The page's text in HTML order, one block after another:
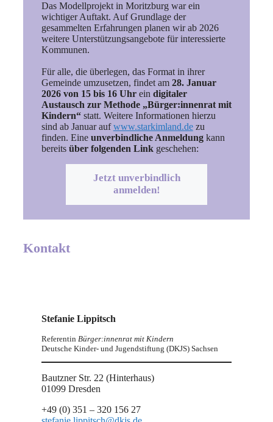
Das Modellprojekt in Moritzburg war ein
wichtiger Auftakt. Auf Grundlage der
gesammelten Erfahrungen planen wir ab 2026
weitere Unterstützungsangebote für interessierte
Kommunen.
Für alle, die überlegen, das Format in ihrer
Gemeinde umzusetzen, findet am 28. Januar
2026 von 15 bis 16 Uhrein digitaler
Austausch zur Methode „Bürger:innenrat mit
Kindern“statt. Weitere Informationen hierzu
sind ab Januar aufwww.starkimland.dezu
finden. Eine unverbindliche Anmeldungkann
bereits über folgenden Linkgeschehen:
Jetzt unverbindlich
anmelden!
Kontakt
Stefanie Lippitsch
Referentin Bürger:innenrat mit Kindern
Deutsche Kinder- und Jugendstiftung (DKJS) Sachsen
Bautzner Str. 22 (Hinterhaus)
01099 Dresden
+49 (0) 351 – 320 156 27